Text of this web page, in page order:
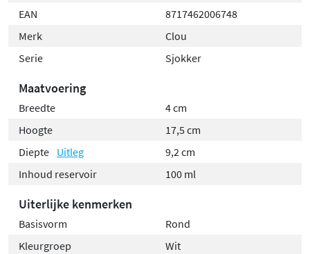
EAN
8717462006748
Merk
Clou
Serie
Sjokker
Maatvoering
Breedte
4 cm
Hoogte
17,5 cm
Diepte Uitleg
9,2 cm
Inhoud reservoir
100 ml
Uiterlijke kenmerken
Basisvorm
Rond
Kleurgroep
Wit